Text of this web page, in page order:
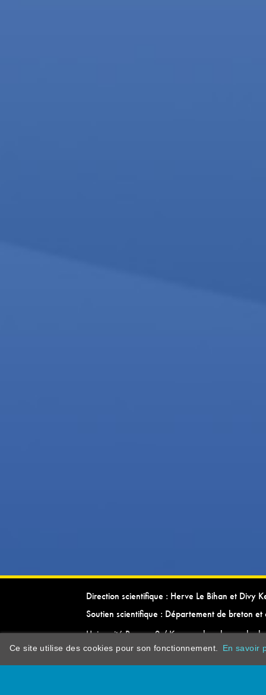
Direction scientifique : Herve Le Bihan et Divy
Soutien scientifique : Département de breton et
Université Rennes 2 / Kevrenn brezhoneg ha
Ce site utilise des cookies pour son fonctionnement. En savoir